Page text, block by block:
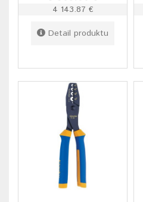
4 143.87 €
Detail produktu